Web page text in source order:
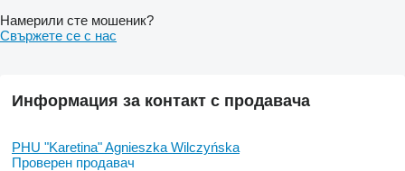
Намерили сте мошеник?
Свържете се с нас
Информация за контакт с продавача
PHU "Karetina" Agnieszka Wilczyńska
Проверен продавач